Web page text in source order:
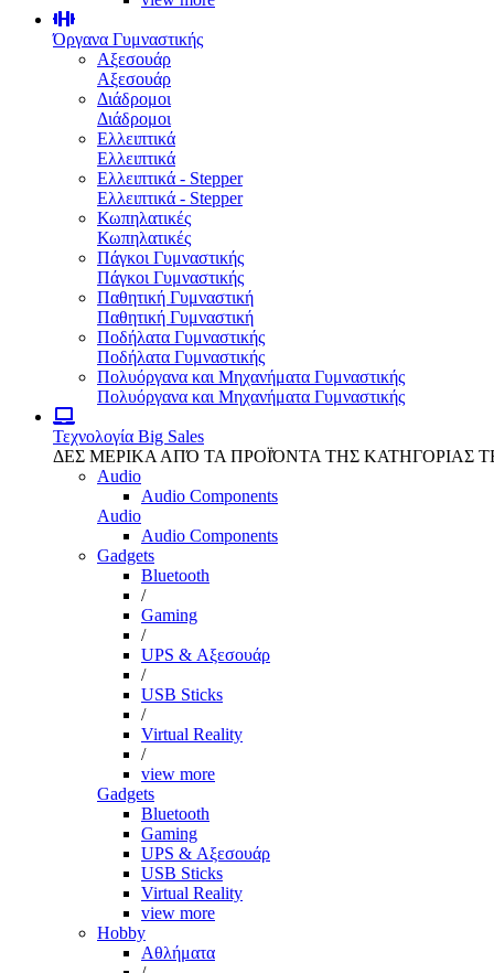
Όργανα Γυμναστικής
Αξεσουάρ
Αξεσουάρ
Διάδρομοι
Διάδρομοι
Ελλειπτικά
Ελλειπτικά
Ελλειπτικά - Stepper
Ελλειπτικά - Stepper
Κωπηλατικές
Κωπηλατικές
Πάγκοι Γυμναστικής
Πάγκοι Γυμναστικής
Παθητική Γυμναστική
Παθητική Γυμναστική
Ποδήλατα Γυμναστικής
Ποδήλατα Γυμναστικής
Πολυόργανα και Μηχανήματα Γυμναστικής
Πολυόργανα και Μηχανήματα Γυμναστικής
Τεχνολογία Big Sales
ΔΕΣ ΜΕΡΙΚΑ ΑΠΌ ΤΑ ΠΡΟΪΌΝΤΑ ΤΗΣ ΚΑΤΗΓΟΡΙΑΣ
Audio
Audio Components
Audio
Audio Components
Gadgets
Bluetooth
/
Gaming
/
UPS & Αξεσουάρ
/
USB Sticks
/
Virtual Reality
/
view more
Gadgets
Bluetooth
Gaming
UPS & Αξεσουάρ
USB Sticks
Virtual Reality
view more
Hobby
Αθλήματα